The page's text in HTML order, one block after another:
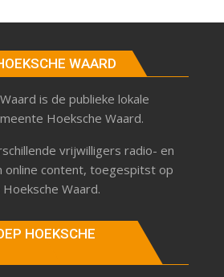
WAARD
is de publieke lokale
Hoeksche Waard.
vrijwilligers radio- en
online content, toegespitst op
Waard.
HOEKSCHE